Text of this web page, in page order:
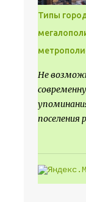
попасть,
Типы
Не
поселения
более
развития